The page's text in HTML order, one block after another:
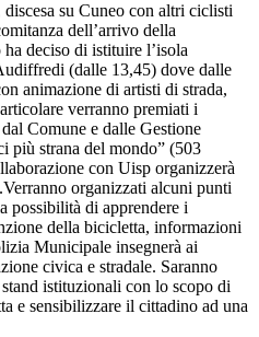
su Cuneo con altri ciclisti
dell’arrivo della
deciso di istituire l’isola
(dalle 13,45) dove dalle
animazione di artisti di strada,
verranno premiati i
Comune e dalle Gestione
più strana del mondo” (503
con Uisp organizzerà
organizzati alcuni punti
possibilità di apprendere i
della bicicletta, informazioni
Municipale insegnerà ai
civica e stradale. Saranno
istituzionali con lo scopo di
e sensibilizzare il cittadino ad una